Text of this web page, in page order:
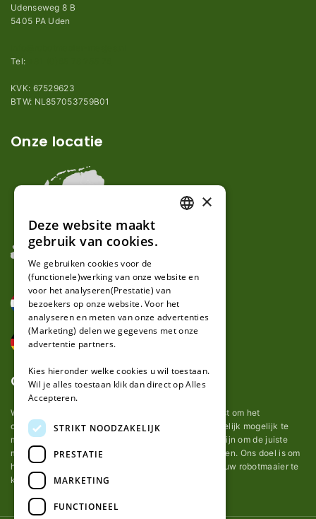
Udenseweg 8 B
5405 PA Uden
Tel:
KVK: 67529623
BTW: NL857053759B01
Onze locatie
Over ons
Wij van robotmaaier-mesjes.nl doen ons uiterste best om het
onderhoud van robot grasmaaier mesjes zo gemakkelijk mogelijk te
maken. Uit ervaring merkten we hoe lastig het kan zijn om de juiste
messen voor een automatische grasmachine te vinden. Ons doel is om
het u makkelijk te maken om de goede mesjes voor uw robotmaaier te
kopen.
GERMAN
×
Deze website maakt
gebruik van cookies.
We gebruiken cookies voor de
(functionele)werking van onze website en
voor het analyseren(Prestatie) van
bezoekers op onze website. Voor het
analyseren en meten van onze advertenties
(Marketing) delen we gegevens met onze
advertentie partners.
Kies hieronder welke cookies u wil toestaan.
Wil je alles toestaan klik dan direct op Alles
Accepteren.
STRIKT NOODZAKELIJK
PRESTATIE
MARKETING
FUNCTIONEEL